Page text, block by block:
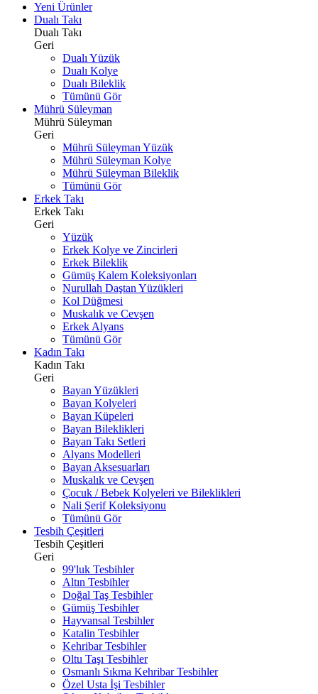
Yeni Ürünler
Dualı Takı
Dualı Takı
Geri
Dualı Yüzük
Dualı Kolye
Dualı Bileklik
Tümünü Gör
Mührü Süleyman
Mührü Süleyman
Geri
Mührü Süleyman Yüzük
Mührü Süleyman Kolye
Mührü Süleyman Bileklik
Tümünü Gör
Erkek Takı
Erkek Takı
Geri
Yüzük
Erkek Kolye ve Zincirleri
Erkek Bileklik
Gümüş Kalem Koleksiyonları
Nurullah Daştan Yüzükleri
Kol Düğmesi
Muskalık ve Cevşen
Erkek Alyans
Tümünü Gör
Kadın Takı
Kadın Takı
Geri
Bayan Yüzükleri
Bayan Kolyeleri
Bayan Küpeleri
Bayan Bileklikleri
Bayan Takı Setleri
Alyans Modelleri
Bayan Aksesuarları
Muskalık ve Cevşen
Çocuk / Bebek Kolyeleri ve Bileklikleri
Nali Şerif Koleksiyonu
Tümünü Gör
Tesbih Çeşitleri
Tesbih Çeşitleri
Geri
99'luk Tesbihler
Altın Tesbihler
Doğal Taş Tesbihler
Gümüş Tesbihler
Hayvansal Tesbihler
Katalin Tesbihler
Kehribar Tesbihler
Oltu Taşı Tesbihler
Osmanlı Sıkma Kehribar Tesbihler
Özel Usta İşi Tesbihler